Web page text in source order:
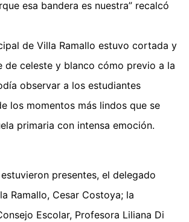
esa bandera es nuestra” recalcó
de Villa Ramallo estuvo cortada y
de celeste y blanco cómo previo a la
observar a los estudiantes
los momentos más lindos que se
primaria con intensa emoción.
presentes, el delegado
Ramallo, Cesar Costoya; la
Escolar, Profesora Liliana Di